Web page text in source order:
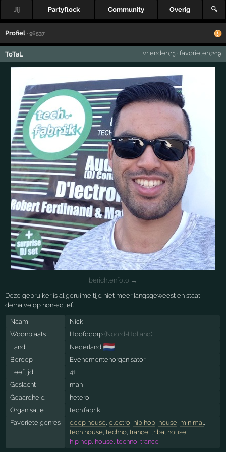
Jij Partyflock Community Overig 🔍
Profiel · 96537
ToTaL vrienden,13· favorieten,209
berichtenfoto →
Deze gebruiker is al geruime tijd niet meer langsgeweest en staat
derhalve op non-actief.
Naam
Nick
Woonplaats
Hoofddorp (Noord-Holland)
Land
Nederland 🇳🇱
Beroep
Evenementenorganisator
Leeftijd
41
Geslacht
man
Geaardheid
hetero
Organisatie
tech.fabrik
Favoriete genres
deep house electro, hip hop, house minimal
tech house techno, trance tribal house
hip hop, house, techno, trance